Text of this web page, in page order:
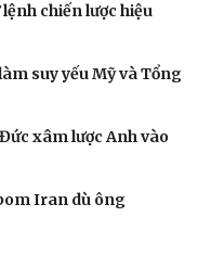
chiến lược hiệu
suy yếu Mỹ và Tổng
xâm lược Anh vào
Iran dù ông